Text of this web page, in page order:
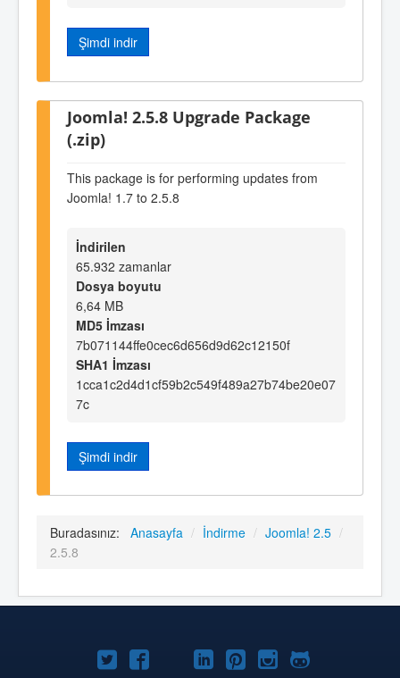
Şimdi indir
Joomla! 2.5.8 Upgrade Package
(.zip)
This package is for performing updates from
Joomla! 1.7 to 2.5.8
İndirilen
65.932 zamanlar
Dosya boyutu
6,64 MB
MD5 İmzası
7b071144ffe0cec6d656d9d62c12150f
SHA1 İmzası
1cca1c2d4d1cf59b2c549f489a27b74be20e07
7c
Şimdi indir
Buradasınız: Anasayfa / İndirme / Joomla! 2.5 /
2.5.8
Twitter'daFacebook'da
YouTube'da
LinkedIn'de
Pinterest'de
Instagram'da
GitHub'da